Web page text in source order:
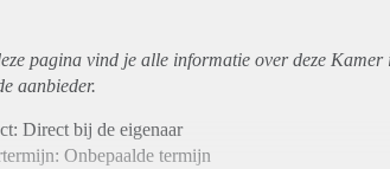
pagina vind je alle informatie over deze
aanbieder.
Direct bij de eigenaar
Onbepaalde termijn